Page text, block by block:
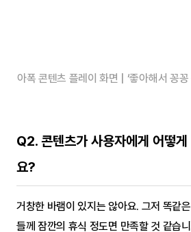
아폭 콘텐츠 플레이 화면 | ‘좋아해서 꽁
Q2. 콘텐츠가 사용자에게 어떻
요?
거창한 바램이 있지는 않아요. 그저 똑같
들께 잠깐의 휴식 정도면 만족할 것 같습